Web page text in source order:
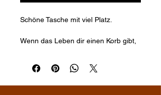
Schöne Tasche mit viel Platz.
Wenn das Leben dir einen Korb gibt,
Maße 39 cm x 26 cm